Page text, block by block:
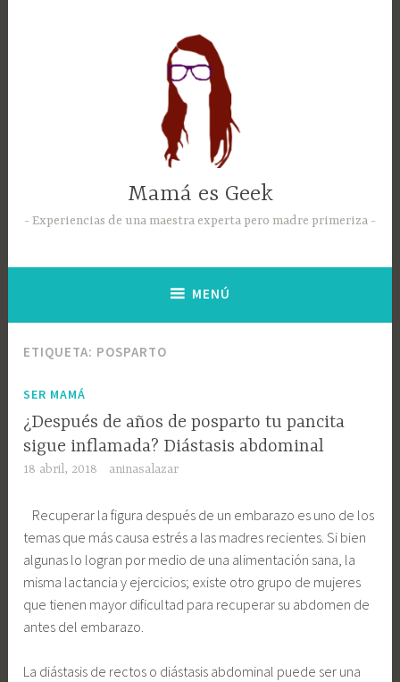
Mamá es Geek
Experiencias de una maestra experta pero madre primeriza
MENÚ
ETIQUETA: POSPARTO
SER MAMÁ
¿Después de años de posparto tu pancita
sigue inflamada? Diástasis abdominal
18 abril, 2018 aninasalazar
Recuperar la figura después de un embarazo es uno de los
temas que más causa estrés a las madres recientes. Si bien
algunas lo logran por medio de una alimentación sana, la
misma lactancia y ejercicios; existe otro grupo de mujeres
que tienen mayor dificultad para recuperar su abdomen de
antes del embarazo.
La diástasis de rectos o diástasis abdominal puede ser una